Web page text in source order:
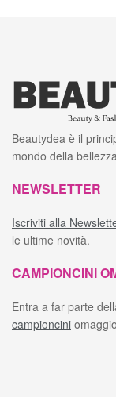
Beautydea è il
mondo della
NEWSLETTER
Iscriviti alla
le ultime novità.
CAMPIONCINI
Entra a far parte
campioncini